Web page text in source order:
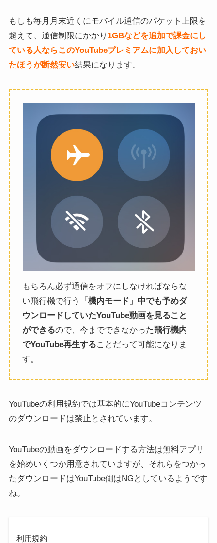
もしも毎月月末近くにモバイル通信のパケット上限を
超えて、通信制限にかかり 1GBなどを追加で課金にし
ている人ならこのYouTubeプレミアムに加入しておい
たほうが断然安い結果になります。
もちろん必ず通信をオフにしなければならな
い飛行機で行う
「機内モード」中でも予めダ
ウンロードしていたYouTube動画を見ること
ができるので、今までできなかった飛行機内
でYouTube再生することだって可能になりま
す。
YouTubeの利用規約では基本的にYouTubeコンテンツ
のダウンロードは禁止とされています。
YouTubeの動画をダウンロードする方法は無料アプリ
を始めいくつか用意されていますが、それらをつかっ
たダウンロードはYouTube側はNGとしているようです
ね。
利用規約